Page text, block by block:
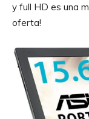
y full HD es una
oferta!